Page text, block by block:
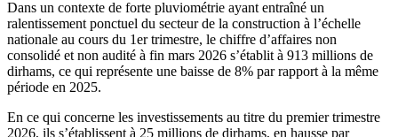
Dans un contexte de forte pluviométrie ayant entraîné un
ralentissement ponctuel du secteur de la construction à l’échelle
nationale au cours du 1er trimestre, le chiffre d’affaires non
consolidé et non audité à fin mars 2026 s’établit à 913 millions de
dirhams, ce qui représente une baisse de 8% par rapport à la même
période en 2025.
En ce qui concerne les investissements au titre du premier trimestre
2026, ils s’établissent à 25 millions de dirhams, en hausse par